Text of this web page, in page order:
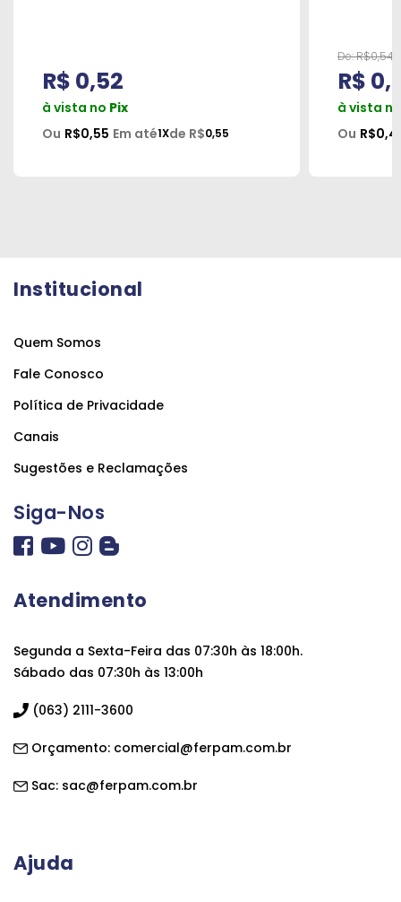
R$ 0,52
à vista no Pix
Ou R$0,55 Em até1Xde R$0,55
De:R$0,54
R$
à vista
Ou
Institucional
Quem Somos
Fale Conosco
Política de Privacidade
Canais
Sugestões e Reclamações
Siga-Nos
Atendimento
Segunda a Sexta-Feira das 07:30h às 18:00h.
Sábado das 07:30h às 13:00h
(063) 2111-3600
Orçamento: comercial@ferpam.com.br
Sac: sac@ferpam.com.br
Ajuda